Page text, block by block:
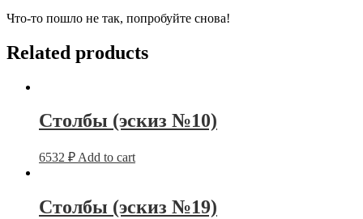
Что-то пошло не так, попробуйте снова!
Related products
Столбы (эскиз №10)
6532 ₽ Add to cart
Столбы (эскиз №19)